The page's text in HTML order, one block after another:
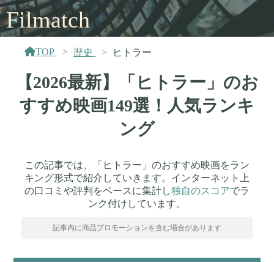
Filmatch
TOP 歴史 ヒトラー
【2026最新】「ヒトラー」のお
すすめ映画149選！人気ランキ
ング
この記事では、「ヒトラー」のおすすめ映画をラン
キング形式で紹介していきます。インターネット上
の口コミや評判をベースに集計し独自のスコアでラ
ンク付けしています。
記事内に商品プロモーションを含む場合があります